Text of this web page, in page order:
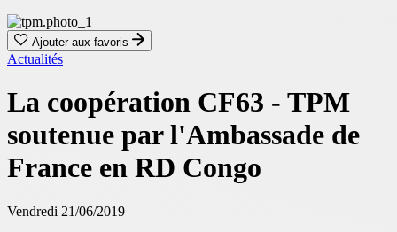
Ajouter aux favoris
Actualités
La coopération CF63 - TPM
soutenue par l'Ambassade de
France en RD Congo
Vendredi 21/06/2019